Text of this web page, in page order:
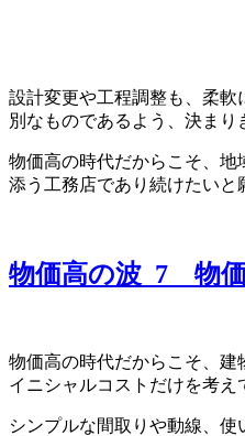
設計変更や工程調整も、柔
別なものであるよう、決まり
物価高の時代だからこそ、地
添う工務店であり続けたいと
物価高の波_7 物価
物価高の時代だからこそ、
イニシャルコストだけを考え
シンプルな間取りや動線、